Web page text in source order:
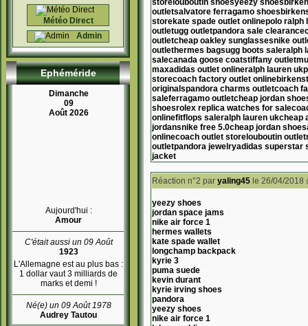
Météo Direct
Admin
Ephéméride
Dimanche
09
Août 2026
Aujourd'hui :
Amour
C'était aussi un 09 Août
1923
L'Allemagne est au plus bas :
1 dollar vaut 3 milliards de
marks et demi !
Né(e) un 09 Août 1978
Audrey Tautou
store louboutin shoesyeezy shoes
outletsalvatore ferragamo shoes
storekate spade outlet onlinepolo ralph
outletugg outletpandora sale clearance
outletcheap oakley sunglassesnike
outlethermes bagsugg boots saleralph
salecanada goose coatstiffany outlet
maxadidas outlet onlineralph lauren uk
storecoach factory outlet online
originalspandora charms outletcoach
saleferragamo outletcheap jordan
shoesrolex replica watches for sale
onlinefitflops saleralph lauren ukcheap
jordansnike free 5.0cheap jordan shoes
onlinecoach outlet store louboutin outlet
outletpandora jewelryadidas superstar
jacket
Réaction n°2 par yaling45 le 26/04/2018
yeezy shoes
jordan space jams
nike air force 1
hermes wallets
kate spade wallet
longchamp backpack
kyrie 3
puma suede
kevin durant
kyrie irving shoes
pandora
yeezy shoes
nike air force 1